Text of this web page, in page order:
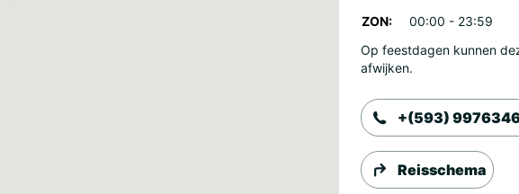
ZON:
00:00 - 23:59
Op feestdagen kunnen
afwijken.
+(593)
Reisschema